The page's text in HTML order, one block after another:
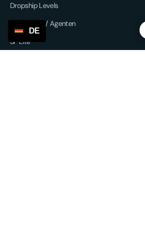
Dropship Levels
Lieferanten / Agenten
SP Lite
DE